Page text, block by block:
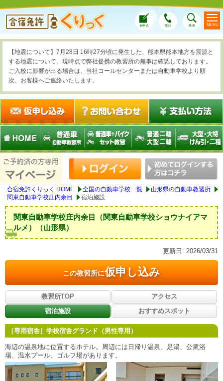
仮申込 電話 検索
【地震について】7月28日 16時27分頃に発生した、熊本県熊本地方を震源と
する地震について。現時点で弊社提携の教習所の無事は確認しております。
ご入校に影響が出る場合は、当社コールセンターまたは自動車学校より順
次、お客様へご連絡いたします。
MENU
合宿免許くりっく HOME 全国の自動車学校一覧
山形県の自動車教習所
関東自動車学校庄内余目
宿泊施設
関東自動車学校庄内余目
（関東自動車学校ショウナイアマ
ルメ）
（山形県）
更新日: 2026/03/31
この教習所に仮申し込み
教習所TOP
アクセス
宿泊施設
おすすめスポット
［専用宿舎］学校宿舎グランド（男性専用）
海辺の温泉地に位置するホテル。周辺には日帰り温泉、足湯、公衆浴
場、温水プール、ゴルフ場があります。